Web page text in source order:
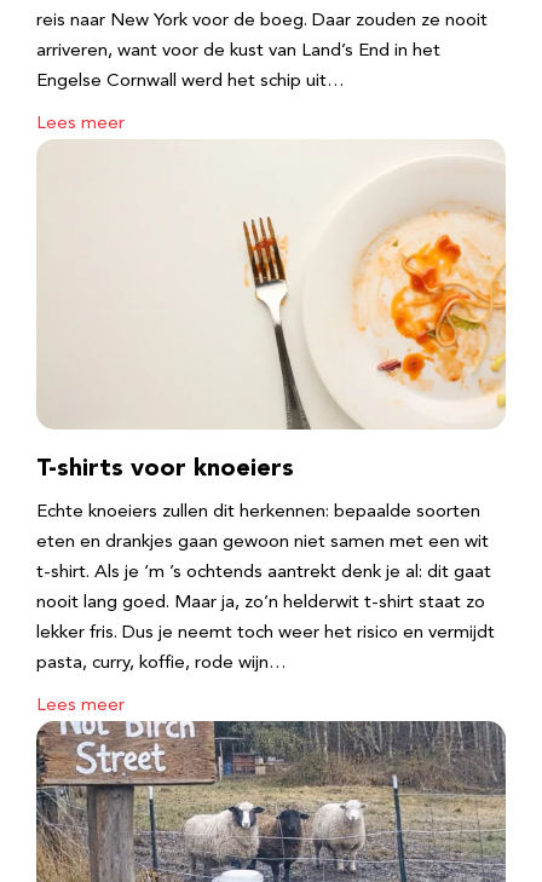
reis naar New York voor de boeg. Daar zouden ze nooit
arriveren, want voor de kust van Land’s End in het
Engelse Cornwall werd het schip uit…
Lees meer
T-shirts voor knoeiers
Echte knoeiers zullen dit herkennen: bepaalde soorten
eten en drankjes gaan gewoon niet samen met een wit
t-shirt. Als je ‘m ’s ochtends aantrekt denk je al: dit gaat
nooit lang goed. Maar ja, zo’n helderwit t-shirt staat zo
lekker fris. Dus je neemt toch weer het risico en vermijdt
pasta, curry, koffie, rode wijn…
Lees meer